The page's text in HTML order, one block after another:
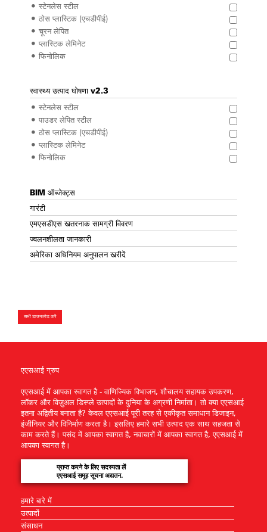
स्टेनलेस स्टील
ठोस प्लास्टिक (एचडीपीई)
चूरन लेपित
प्लास्टिक लेमिनेट
फिनोलिक
स्वास्थ्य उत्पाद घोषणा v2.3
स्टेनलेस स्टील
पाउडर लेपित स्टील
ठोस प्लास्टिक (एचडीपीई)
प्लास्टिक लेमिनेट
फिनोलिक
BIM ऑब्जेक्ट्स
गारंटी
एमएसडीएस खतरनाक सामग्री विवरण
ज्वलनशीलता जानकारी
अमेरिका अधिनियम अनुपालन खरीदें
सभी डाउनलोड करें
एएसआई ग्रुप
एएसआई में आपका स्वागत है - वाणिज्यिक विभाजन, शौचालय सहायक उपकरण,
लॉकर और विज़ुअल डिस्प्ले उत्पादों के दुनिया के अग्रणी निर्माता। तो क्या एएसआई
इतना अद्वितीय बनाता है? केवल एएसआई पूरी तरह से एकीकृत समाधान डिजाइन,
इंजीनियर और विनिर्माण करता है। इसलिए हमारे सभी उत्पाद एक साथ सहजता से
काम करते हैं। पसंद में आपका स्वागत है, नवाचारों में आपका स्वागत है, एएसआई में
आपका स्वागत है।
प्राप्त करने के लिए सदस्यता लें
एएसआई समूह सूचना अद्यतन.
हमारे बारे में
उत्पादों
संसाधन